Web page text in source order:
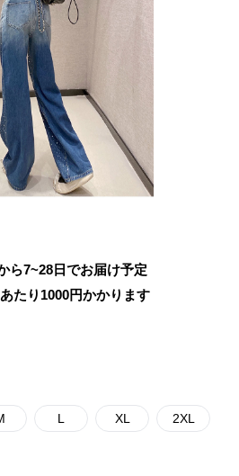
ら7~28日でお届け予定
たり 1000円かかります
L XL 2XL